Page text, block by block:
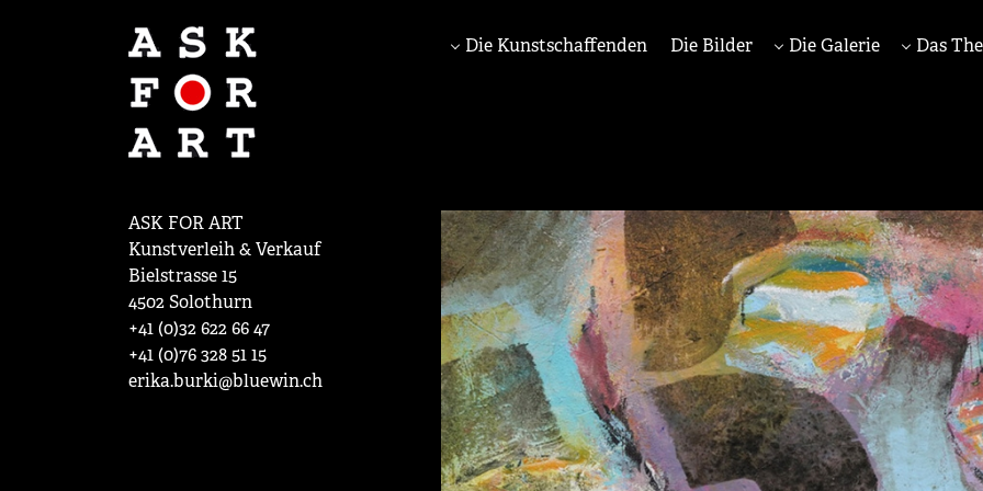
Die Kunstschaffenden Die Bilder Die Galerie Das
ASK FOR ART
Kunstverleih & Verkauf
Bielstrasse 15
4502 Solothurn
+41 (0)32 622 66 47
+41 (0)76 328 51 15
erika.burki@bluewin.ch